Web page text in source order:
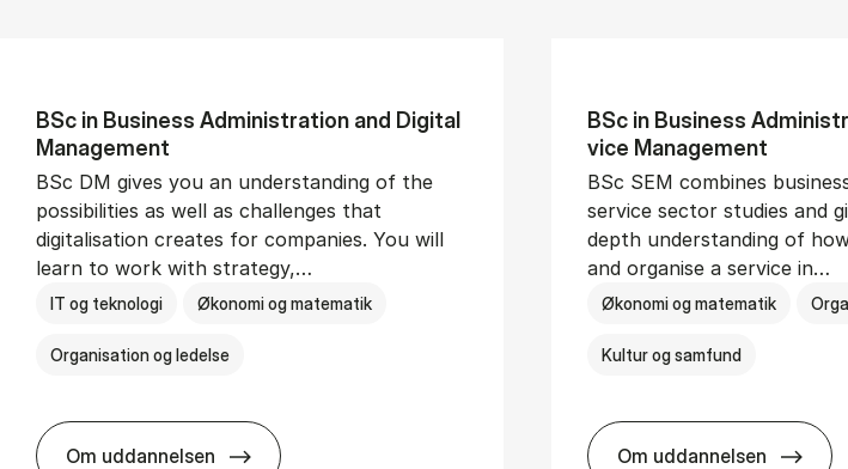
BSc in Busi­ness Ad­min­is­tra­tion and Di­git­al
Man­age­ment
BSc DM gives you an understanding of the
possibilities as well as challenges that
digitalisation creates for companies. You will
learn to work with strategy,…
IT og teknologi Økonomi og matematik
Organisation og ledelse
Om uddannelsen
BSc in Busi­ness
vice Man­age­ment
BSc SEM combines
service sector studies and
depth understanding of
and organise a service in…
Økonomi og matematik
Kultur og samfund
Om uddannelsen